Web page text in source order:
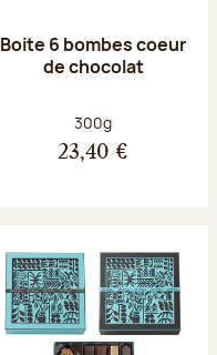
Boite 6 bombes coeur
de chocolat
Poids net :
300g
23,40 €